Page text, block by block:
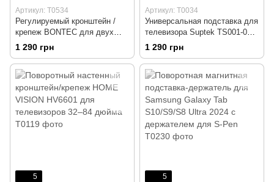
Артикул: T0534
Регулируемый кронштейн /
крепеж BONTEC для двух
мониторов 13-32 дюймов
1 290 грн
Артикул: T0034
Универсальная подставка для
телевизора Suptek TS001-02
для плазменных ЖК-
телевизоров 24-60 дюймов
1 290 грн
5 5